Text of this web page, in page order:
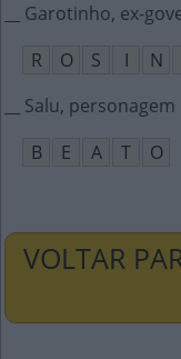
__ Garotinho, ex-
R
O S I N
__ Salu,
B
E A T O
VOLTAR